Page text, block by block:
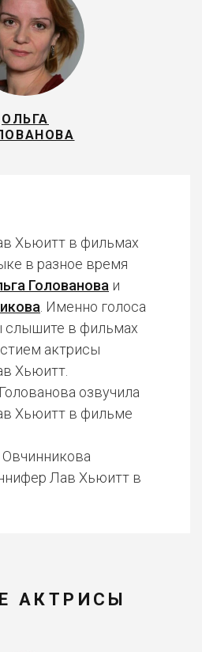
ОЛЬГА
Хьюитт в фильмах
в разное время
Голованова и
. Именно голоса
слышите в фильмах
актрисы
Хьюитт.
озвучила
Хьюитт в фильме
Лав Хьюитт в
АКТРИСЫ